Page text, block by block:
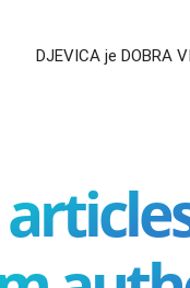
DJEVICA je DOBRA